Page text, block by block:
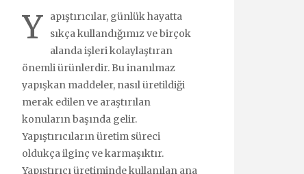
Y
apıştırıcılar, günlük hayatta
sıkça kullandığımız ve birçok
alanda işleri kolaylaştıran
önemli ürünlerdir. Bu inanılmaz
yapışkan maddeler, nasıl üretildiği
merak edilen ve araştırılan
konuların başında gelir.
Yapıştırıcıların üretim süreci
oldukça ilginç ve karmaşıktır.
Yapıştırıcı üretiminde kullanılan ana